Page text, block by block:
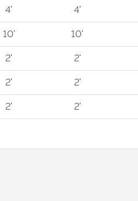
4' 4'
10' 10'
2' 2'
2' 2'
2' 2'